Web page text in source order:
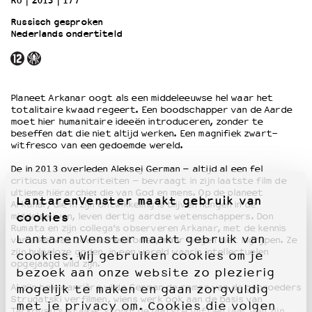
LantarenVenster maakt gebruik van
cookies
LantarenVenster maakt gebruik van
cookies. Wij gebruiken cookies om je
bezoek aan onze website zo plezierig
mogelijk te maken en gaan zorgvuldig
met je privacy om. Cookies die volgen
OVER LANTARENVENSTER
Wat we doen
Word vriend
Historie
Partners
Privacyverklaring
Integriteits- en gedragscode
Duurzaamheid
Culturele boycot Israël
Ruimte voor artistieke vrijheid – VNPF
Russisch gesproken
Nederlands ondertiteld
Planeet Arkanar oogt als een middeleeuwse hel waar het
totalitaire kwaad regeert. Een boodschapper van de Aarde
moet hier humanitaire ideeën introduceren, zonder te
beseffen dat die niet altijd werken. Een magnifiek zwart-
witfresco van een gedoemde wereld.
De in 2013 overleden Aleksej German – altijd al een fel
criticus van autoriteiten – bevraagt in zijn laatste film de
ultieme hiërarchie: die van God en mens. Op de planeet
Arkanar, die in zijn ontwikkeling is blijven hangen in de
middeleeuwen, leven dertig aardse wetenschappers. Don
Rumata en zijn collega’s observeren Arkanar, met de kennis
van alles wat zou kunnen komen, maar mogen niet ingrijpen. Ze
zijn hulpeloze goden, in een wereld waarin intellectuelen
opgejaagd wild zijn.
Al zijn hele carrière wilde German de roman van de gebroeders
Strugatski verfilmen, wiens werk ook aan de basis van